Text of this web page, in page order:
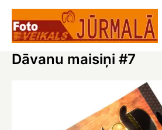
Skip
content
Dāvanu maisiņi #7